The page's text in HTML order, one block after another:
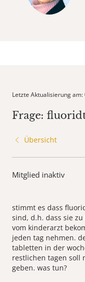
Letzte Aktualisierung am:
Frage:
Übersicht
Mitglied inaktiv
stimmt es dass
sind, d.h. dass sie
vom kinderarzt
jeden tag nehmen.
tabletten in der
restlichen tagen soll
geben. was tun?